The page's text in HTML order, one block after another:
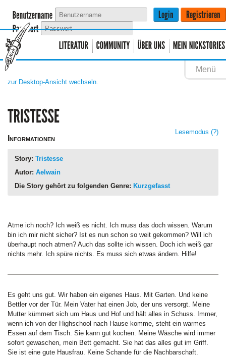
Menü
zur Desktop-Ansicht wechseln.
Lesemodus (?)
Informationen
Story: Tristesse
Autor: Aelwain
Die Story gehört zu folgenden Genre: Kurzgefasst
Atme ich noch? Ich weiß es nicht. Ich muss das doch wissen. Warum
bin ich mir nicht sicher? Ist es nun schon so weit gekommen? Will ich
überhaupt noch atmen? Auch das sollte ich wissen. Doch ich weiß gar
nichts mehr. Ich spüre nichts. Es muss sich etwas ändern. Hilfe!
Es geht uns gut. Wir haben ein eigenes Haus. Mit Garten. Und keine
Bettler vor der Tür. Mein Vater hat einen Job, der uns versorgt. Meine
Mutter kümmert sich um Haus und Hof und hält alles in Schuss. Immer,
wenn ich von der Highschool nach Hause komme, steht ein warmes
Essen auf dem Tisch. Sie kann gut kochen. Meine Wäsche wird immer
sofort gewaschen, mein Bett gemacht. Sie hat das alles gut im Griff.
Sie ist eine gute Hausfrau. Keine Schande für die Nachbarschaft.